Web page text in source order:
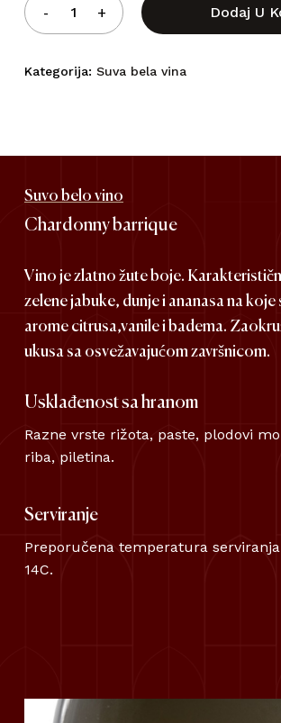
Dodaj U
Kategorija: Suva bela vina
Suvo belo vino
Chardonny barrique
Vino je zlatno žute boje.
zelene jabuke, dunje i ananasa na koje
arome citrusa,vanile i badema.
ukusa sa osvežavajućom završnicom.
Usklađenost sa hranom
Razne vrste rižota, paste, plodovi
riba, piletina.
Serviranje
Preporučena temperatura serviranja
14C.